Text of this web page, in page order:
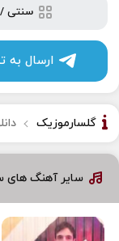
سنتی
ارسال به
گلسارموزیک
سایر آهنگ های